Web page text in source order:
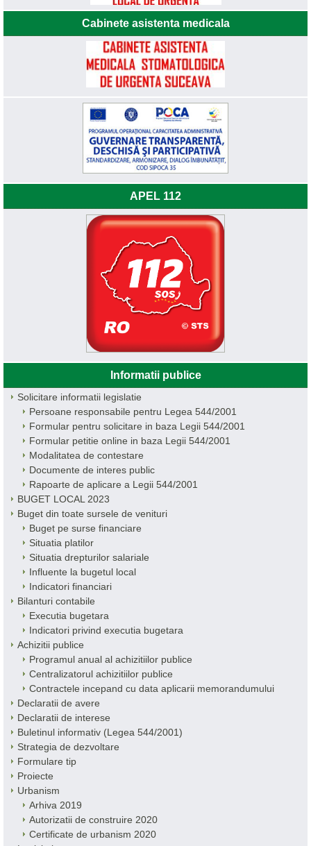
Cabinete asistenta medicala
APEL 112
Informatii publice
Solicitare informatii legislatie
Persoane responsabile pentru Legea 544/2001
Formular pentru solicitare in baza Legii 544/2001
Formular petitie online in baza Legii 544/2001
Modalitatea de contestare
Documente de interes public
Rapoarte de aplicare a Legii 544/2001
BUGET LOCAL 2023
Buget din toate sursele de venituri
Buget pe surse financiare
Situatia platilor
Situatia drepturilor salariale
Influente la bugetul local
Indicatori financiari
Bilanturi contabile
Executia bugetara
Indicatori privind executia bugetara
Achizitii publice
Programul anual al achizitiilor publice
Centralizatorul achizitiilor publice
Contractele incepand cu data aplicarii memorandumului
Declaratii de avere
Declaratii de interese
Buletinul informativ (Legea 544/2001)
Strategia de dezvoltare
Formulare tip
Proiecte
Urbanism
Arhiva 2019
Autorizatii de construire 2020
Certificate de urbanism 2020